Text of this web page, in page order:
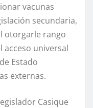
vacunas
secundaria,
otorgarle rango
acceso universal
Estado
externas.
Casique